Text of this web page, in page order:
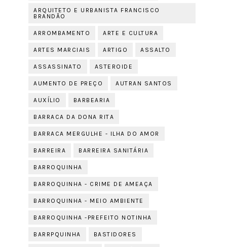
ARQUITETO E URBANISTA FRANCISCO
BRANDÃO
ARROMBAMENTO ARTE E CULTURA
ARTES MARCIAIS ARTIGO ASSALTO
ASSASSINATO ASTEROIDE
AUMENTO DE PREÇO AUTRAN SANTOS
AUXÍLIO BARBEARIA
BARRACA DA DONA RITA
BARRACA MERGULHE - ILHA DO AMOR
BARREIRA BARREIRA SANITÁRIA
BARROQUINHA
BARROQUINHA - CRIME DE AMEAÇA
BARROQUINHA - MEIO AMBIENTE
BARROQUINHA -PREFEITO NOTINHA
BARRPQUINHA BASTIDORES